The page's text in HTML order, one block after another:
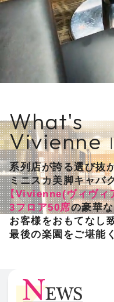
What's
Vivienne
系列店が誇る選び抜
ミニスカ美脚キャバ
【Vivienne(ヴィヴィ
3フロア50席の豪華
お客様をおもてなし
最後の楽園をご堪能